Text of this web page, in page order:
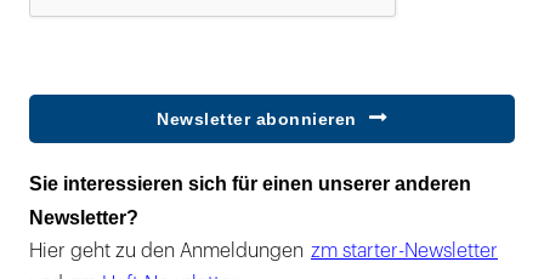
Newsletter abonnieren
Sie interessieren sich für einen unserer anderen
Newsletter?
Hier geht zu den Anmeldungen zm starter-Newsletter